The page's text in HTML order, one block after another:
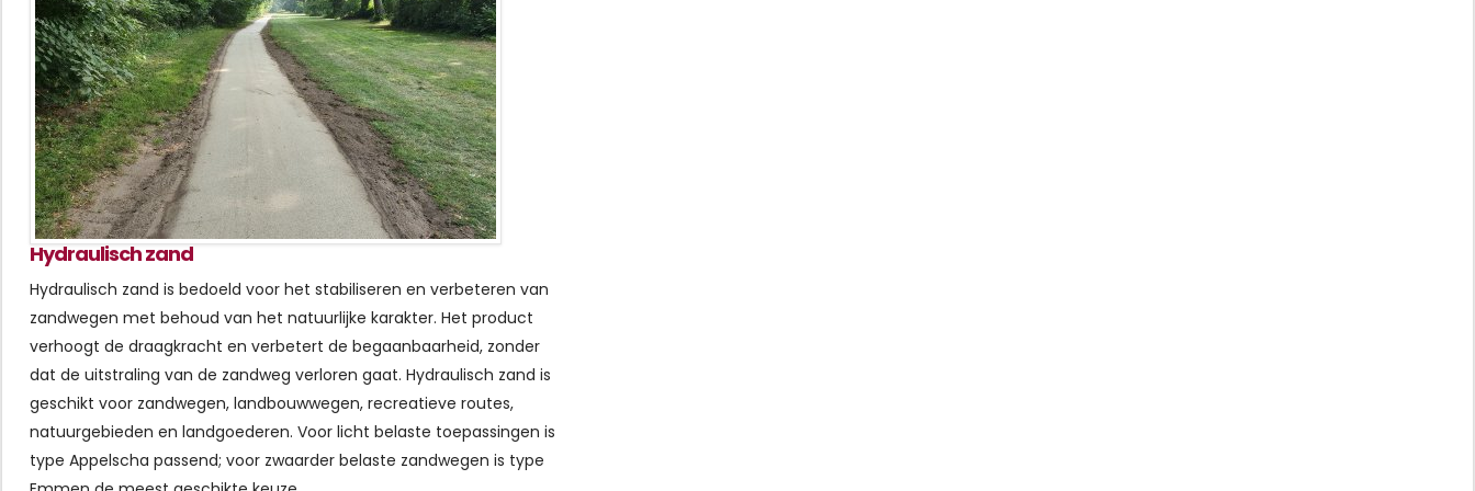
Hydraulisch zand
Hydraulisch zand is bedoeld voor het stabiliseren en verbeteren van
zandwegen met behoud van het natuurlijke karakter. Het product
verhoogt de draagkracht en verbetert de begaanbaarheid, zonder
dat de uitstraling van de zandweg verloren gaat. Hydraulisch zand is
geschikt voor zandwegen, landbouwwegen, recreatieve routes,
natuurgebieden en landgoederen. Voor licht belaste toepassingen is
type Appelscha passend; voor zwaarder belaste zandwegen is type